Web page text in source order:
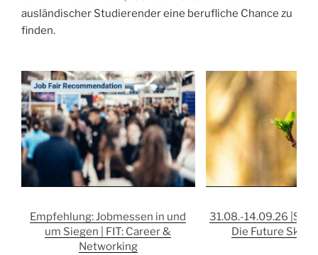
ausländischer Studierender eine berufliche Chance zu
finden.
Empfehlung: Jobmessen in und
um Siegen | FIT: Career &
Networking
31.08.-14.09.26
Die Future Skill